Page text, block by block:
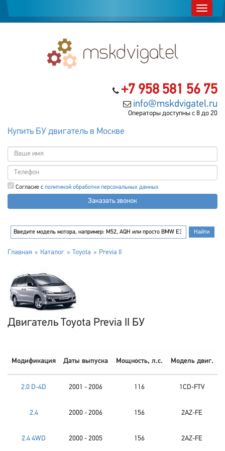
+7 958 581 56 75
info@mskdvigatel.ru
Операторы доступны с 8 до 20
Купить БУ двигатель в Москве
Согласие с политикой обработки персональных данных
Заказать звонок
Главная Каталог Toyota Previa II
Двигатель Toyota Previa II БУ
Модификация Даты выпуска Мощность, л.с. Модель двиг.
2.0 D-4D 2001 - 2006 116 1CD-FTV
2.4 2000 - 2006 156 2AZ-FE
2.4 4WD 2000 - 2005 156 2AZ-FE